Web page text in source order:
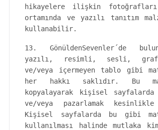
hikayelere ilişkin
ortamında ve yazılı tanıtım
kullanabilir.
13. GönüldenSevenler´de
yazılı, resimli, sesli,
ve/veya içermeyen tablo gibi
her hakkı saklıdır. Bu
kopyalayarak kişisel sayfalarda
ve/veya pazarlamak
Kişisel sayfalarda bu gibi
kullanılması halinde mutlaka